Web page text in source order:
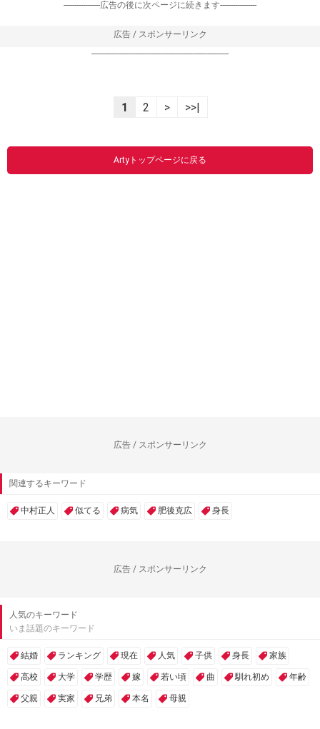
-----------------広告の後に次ページに続きます-----------------
広告 / スポンサーリンク
----------------------------------------------------------------
1 2 > >>|
Artyトップページに戻る
広告 / スポンサーリンク
関連するキーワード
中村正人 似てる 病気 肥後克広 身長
広告 / スポンサーリンク
人気のキーワード
いま話題のキーワード
結婚 ランキング 現在 人気 子供 身長 家族
高校 大学 学歴 嫁 若い頃 曲 馴れ初め 年齢
父親 実家 兄弟 本名 母親